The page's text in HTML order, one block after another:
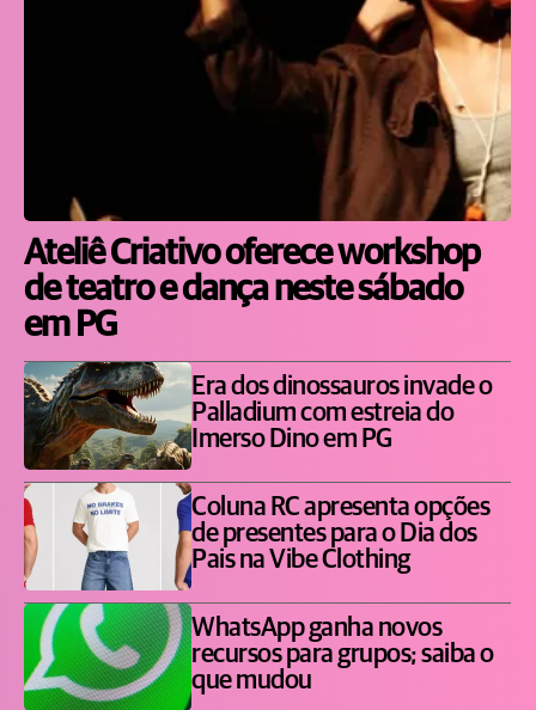
Ateliê Criativo oferece workshop
de teatro e dança neste sábado
em PG
Era dos dinossauros invade o
Palladium com estreia do
Imerso Dino em PG
Coluna RC apresenta opções
de presentes para o Dia dos
Pais na Vibe Clothing
WhatsApp ganha novos
recursos para grupos; saiba o
que mudou